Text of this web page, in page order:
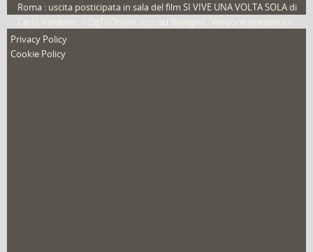
Roma : uscita posticipata in sala del film SI VIVE UNA VOLTA SOLA di
su
nuovo film
Privacy Policy
Cookie Policy